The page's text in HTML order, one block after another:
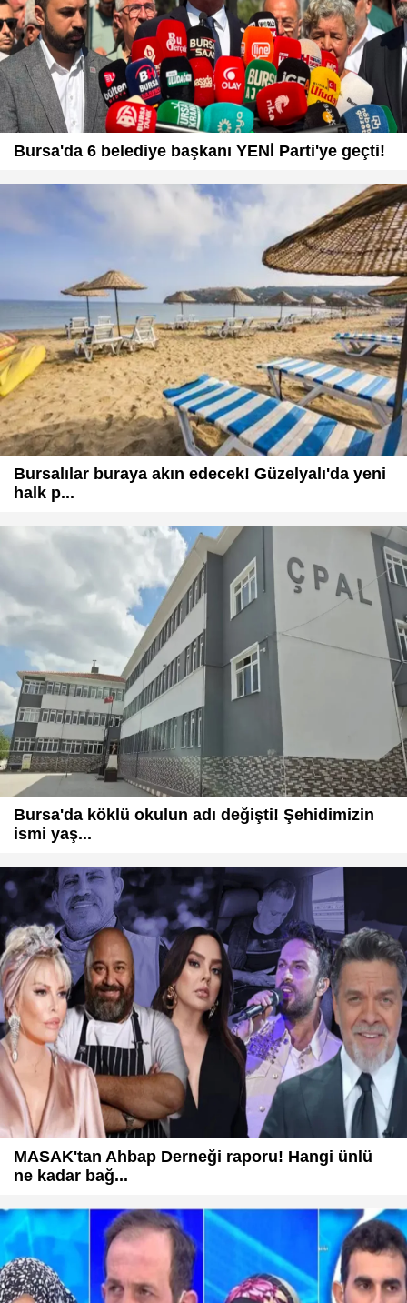
Bursa'da 6 belediye başkanı YENİ Parti'ye geçti!
Bursalılar buraya akın edecek! Güzelyalı'da yeni
halk p...
Bursa'da köklü okulun adı değişti! Şehidimizin
ismi yaş...
MASAK'tan Ahbap Derneği raporu! Hangi ünlü
ne kadar bağ...